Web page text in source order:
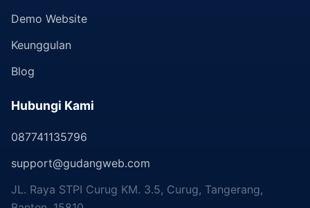
Demo Website
Keunggulan
Blog
Hubungi Kami
087741135796
support@gudangweb.com
JL. Raya STPI Curug KM. 3.5, Curug, Tangerang,